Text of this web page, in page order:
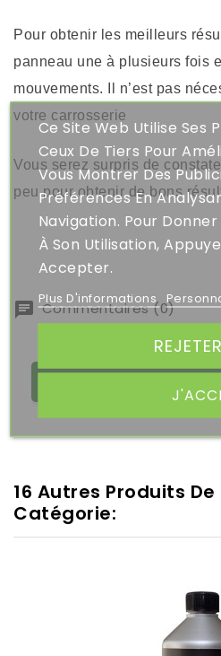
Pour obtenir les meilleurs
panneau une à plusieurs fois
mouvements. Il n’est pas
votre carrosserie
Vous serez surpris de
peu pour obtenir de bons
Commentaires (0)
16 Autres Produits De
Catégorie:
Ce Site Web Utilise Ses
Ceux De Tiers Pour
Vous Montrer Des
Préférences En
Navigation. Pour
À Son Utilisation,
Accepter.
Plus D'informations